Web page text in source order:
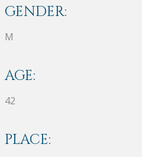
GENDER:
M
AGE:
42
PLACE: